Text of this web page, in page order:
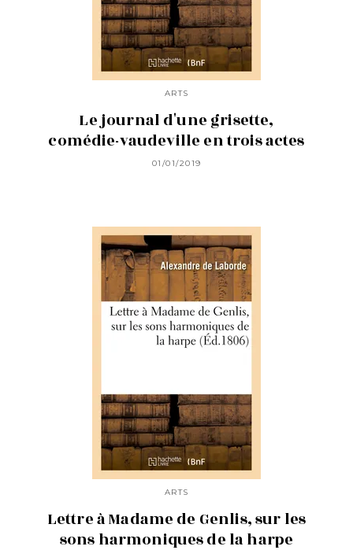
ARTS
Le journal d'une grisette,
comédie-vaudeville en trois actes
01/01/2019
ARTS
Lettre à Madame de Genlis, sur les
sons harmoniques de la harpe